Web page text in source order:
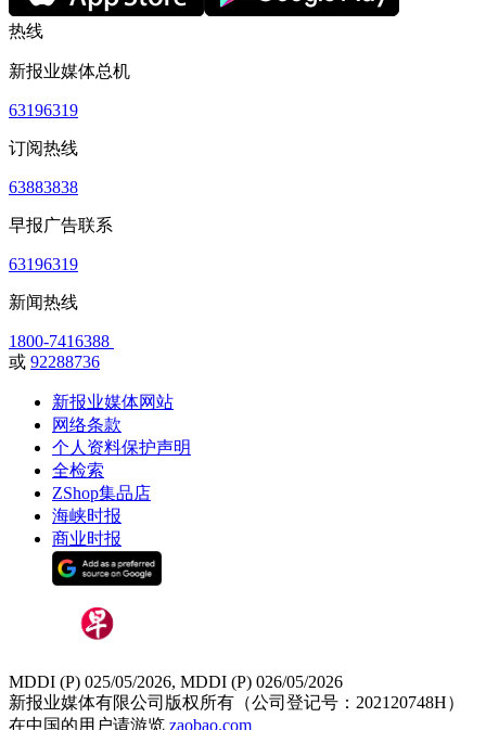
热线
新报业媒体总机
63196319
订阅热线
63883838
早报广告联系
63196319
新闻热线
1800-7416388
或 92288736
新报业媒体网站
网络条款
个人资料保护声明
全检索
ZShop集品店
海峡时报
商业时报
MDDI (P) 025/05/2026, MDDI (P) 026/05/2026
新报业媒体有限公司版权所有（公司登记号：202120748H）
在中国的用户请游览 zaobao.com